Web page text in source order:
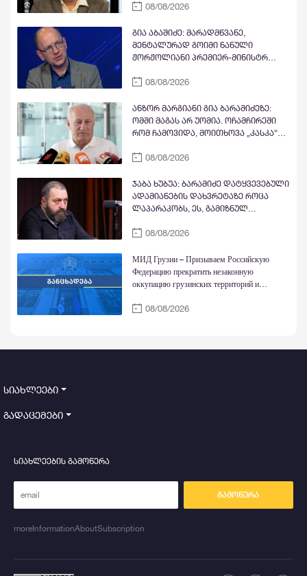
მიშა მშვილდაძის ვითომ რუსეთთან
ცოტა ხანში ვიხილავთ სხვა ვითომ
"ანტირუსების" მითების და ბუშტების
გასკდომის სერიას
08/08/2026
გია აბაშიძე: მარადმწვანე,
მენტალურად გოიმი ნანული
ჟორჟოლიანი პრემიერ-მინისტრ
შხამიან არსებას ჰგონია, რომ
ნაცჯალათ ერეკლე კოდუას ხანა
დადგება საქართველოში
08/08/2026
ანზორ მარგიანი გია ბარამიძეზე:
ომში მაგას არ უომია. ოჩამჩირეში
რომ ჩამოვიდა, მოითხოვა „კასკა“
დადიოდა, სურათებს იღებდა და
ტყუილი თქვა, რომ ქართველები
ტყვეებს ხვრეტდნენო
08/08/2026
ჯაბა ხუბუა: ბარამიძე დატყვევებული
ადამიანების დახვრეტაზე როცა
ლაპარაკობს, ეს, გამიზნულ
ქვეცნობიერის ამოძახილია -
მიკუთვნების აქტი
08/08/2026
МИД Грузии – Призываем Российскую
Федерацию прекратить незаконную
оккупацию грузинских территорий и
аннексию
08/08/2026
სიახლეები
გადაცემები
სიახლეების გამოწერა
გამოწერა
moreInformationAboutSubscription